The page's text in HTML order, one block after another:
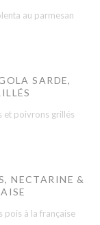
au parmesan
SARDE,
et poivrons grillés
NECTARINE &
pois à la française